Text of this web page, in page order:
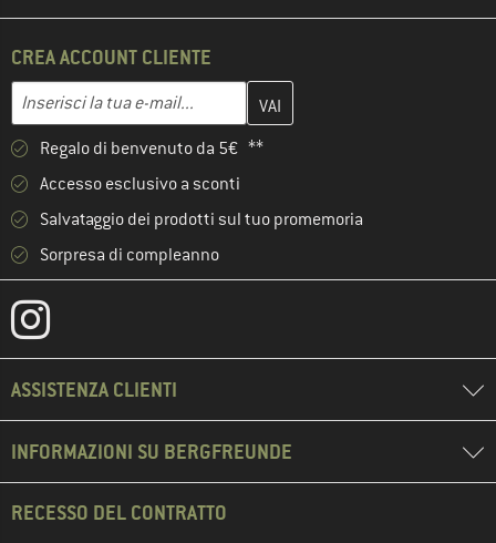
CREA ACCOUNT CLIENTE
Indirizzo e-mail
Inserisci qui il tuo indirizzo e-mail e crea il tuo account cliente
Regalo di benvenuto da 5€ **
Accesso esclusivo a sconti
Salvataggio dei prodotti sul tuo promemoria
Sorpresa di compleanno
ASSISTENZA CLIENTI
INFORMAZIONI SU BERGFREUNDE
RECESSO DEL CONTRATTO